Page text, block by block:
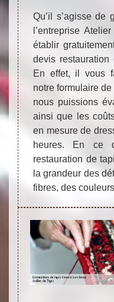
Qu’il s’agisse de
l’entreprise
établir
devis
En effet, il vous
notre formulaire
nous puissions
ainsi que les
en mesure de
heures. En ce
restauration de
la grandeur des
fibres, des